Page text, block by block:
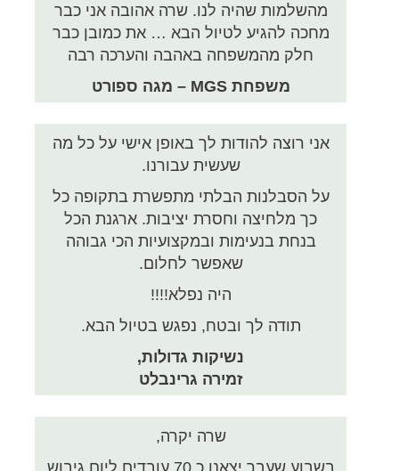
מהשלמות שהיה לנו. שרה אהובה אני כבר
מחכה להגיע לטיול הבא … את כמובן כבר
חלק מהמשפחה באהבה והערכה רבה
משפחת MGS – מגה ספורט
אני רוצה להודות לך באופן אישי על כל מה
שעשית עבורנו.
על הסבלנות הבלתי מתפשרת בתקופה כל
כך מלחיצה וחסרת יציבות. ארגנת הכל
בנחת בנעימות ובמקצועיות הכי גבוהה
שאפשר לחלום.
היה נפלא!!!!
תודה לך ובטח, נפגש בטיול הבא.
נשיקות גדולות,
זמירה גרינבלט
שרה יקרה,